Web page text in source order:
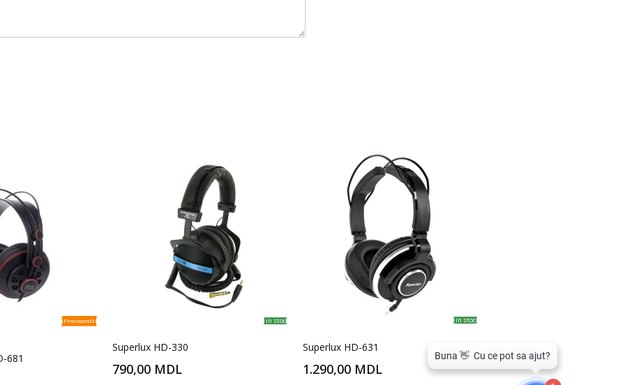
Precomandă
681
in stoc
Superlux HD-330
790,00 MDL
in stoc
Superlux HD-631
1.290,00 MDL